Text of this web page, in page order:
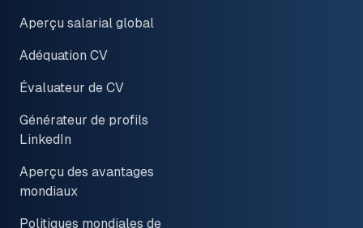
Aperçu salarial global
Adéquation CV
Évaluateur de CV
Générateur de profils
LinkedIn
Aperçu des avantages
mondiaux
Politiques mondiales de